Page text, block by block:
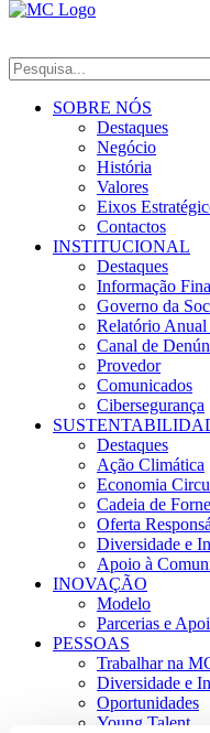
SOBRE NÓS
Destaques
Negócio
História
Valores
Eixos
Contactos
INSTITUCIONAL
Destaques
Informação
Governo da
Relatório
Canal de
Provedor
Comunicados
Cibersegurança
Destaques
Ação Climática
Economia
Cadeia de
Oferta
Diversidade e
Apoio à
INOVAÇÃO
Modelo
Parcerias e
PESSOAS
Trabalhar na
Diversidade e
Oportunidades
Young Talent